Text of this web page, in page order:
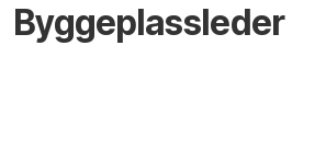
Byggeplassleder